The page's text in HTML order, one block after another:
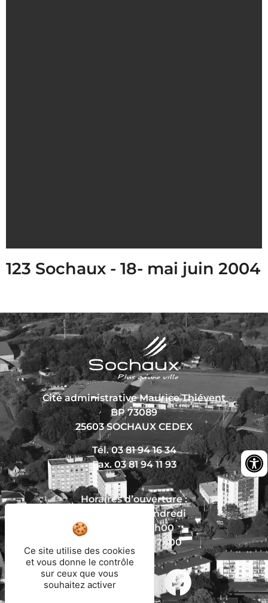
123 Sochaux - 18- mai juin 2004
Cité administrative Maurice Thiévent
BP 73089
25603 SOCHAUX CEDEX
Tél. 03 81 94 16 34
Fax. 03 81 94 11 93
Horaires d’ouverture :
Du lundi au vendredi
De 8h30 à 12h00
Et de 13h30 à 17h00
Nous écrire
Ce site utilise des cookies
et vous donne le contrôle
sur ceux que vous
souhaitez activer